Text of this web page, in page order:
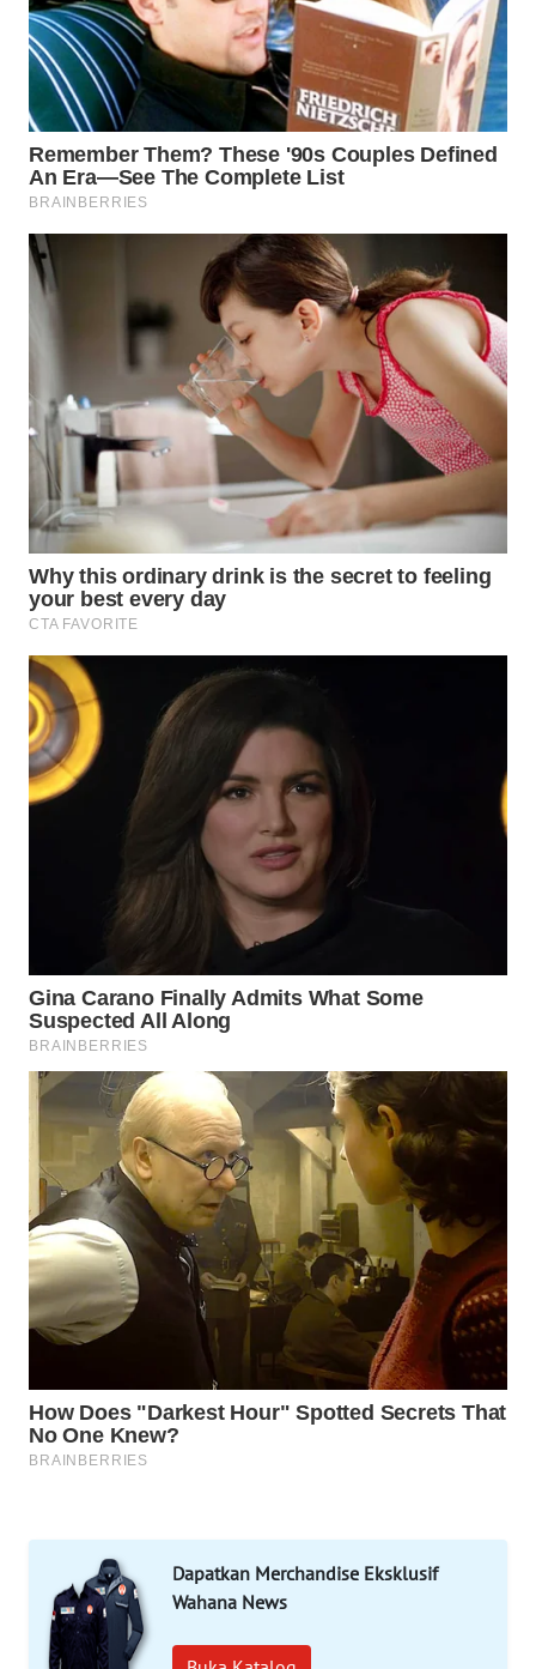
Dapatkan Merchandise Eksklusif
Wahana News
NET
WAHANA
SPORT
WAHANA
UMKM
WAHANA
WAHANA
OTOMOTIF
WAHANA
HEALTH
WAHANA
DESA
WISATA
LAPAK
WAHANA
Wahana
KONSUMEN
KELISTRIKAN
WALINKI
MAWAKA
ID
MARTABAT
NET
PLN
MKLI
KOPEKLIN